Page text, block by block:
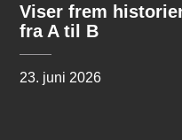
Viser frem
fra A til B
23. juni 2026